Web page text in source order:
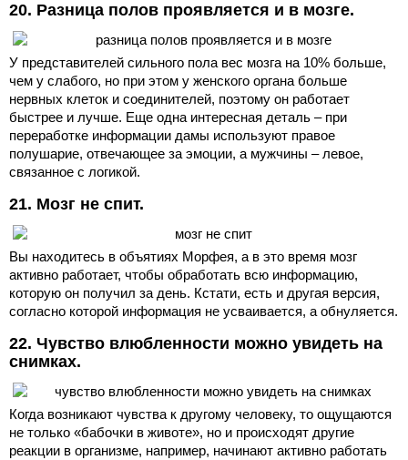
20. Разница полов проявляется и в мозге.
У представителей сильного пола вес мозга на 10% больше,
чем у слабого, но при этом у женского органа больше
нервных клеток и соединителей, поэтому он работает
быстрее и лучше. Еще одна интересная деталь – при
переработке информации дамы используют правое
полушарие, отвечающее за эмоции, а мужчины – левое,
связанное с логикой.
21. Мозг не спит.
Вы находитесь в объятиях Морфея, а в это время мозг
активно работает, чтобы обработать всю информацию,
которую он получил за день. Кстати, есть и другая версия,
согласно которой информация не усваивается, а обнуляется.
22. Чувство влюбленности можно увидеть на
снимках.
Когда возникают чувства к другому человеку, то ощущаются
не только «бабочки в животе», но и происходят другие
реакции в организме, например, начинают активно работать